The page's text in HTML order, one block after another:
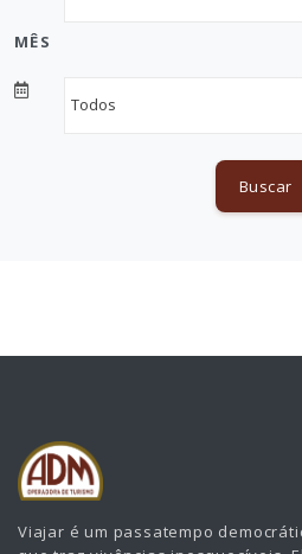
MÊS
Buscar
Viajar é um passatempo